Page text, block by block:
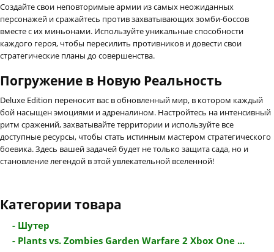
Создайте свои неповторимые армии из самых неожиданных
персонажей и сражайтесь против захватывающих зомби-боссов
вместе с их миньонами. Используйте уникальные способности
каждого героя, чтобы пересилить противников и довести свои
стратегические планы до совершенства.
Погружение в Новую Реальность
Deluxe Edition переносит вас в обновленный мир, в котором каждый
бой насыщен эмоциями и адреналином. Настройтесь на интенсивный
ритм сражений, захватывайте территории и используйте все
доступные ресурсы, чтобы стать истинным мастером стратегического
боевика. Здесь вашей задачей будет не только защита сада, но и
становление легендой в этой увлекательной вселенной!
Категории товара
- Шутер
- Plants vs. Zombies Garden Warfare 2 Xbox One ...